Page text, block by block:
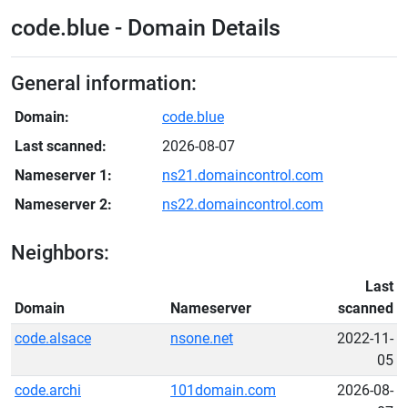
code.blue - Domain Details
General information:
Domain:
code.blue
Last scanned:
2026-08-07
Nameserver 1:
ns21.domaincontrol.com
Nameserver 2:
ns22.domaincontrol.com
Neighbors:
Domain Nameserver
Last
scanned
code.alsace
nsone.net
2022-11-
05
code.archi
101domain.com
2026-08-